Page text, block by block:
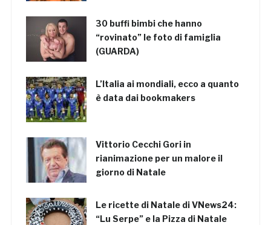
30 buffi bimbi che hanno
“rovinato” le foto di famiglia
(GUARDA)
L’Italia ai mondiali, ecco a quanto
è data dai bookmakers
Vittorio Cecchi Gori in
rianimazione per un malore il
giorno di Natale
Le ricette di Natale di VNews24:
“Lu Serpe” e la Pizza di Natale